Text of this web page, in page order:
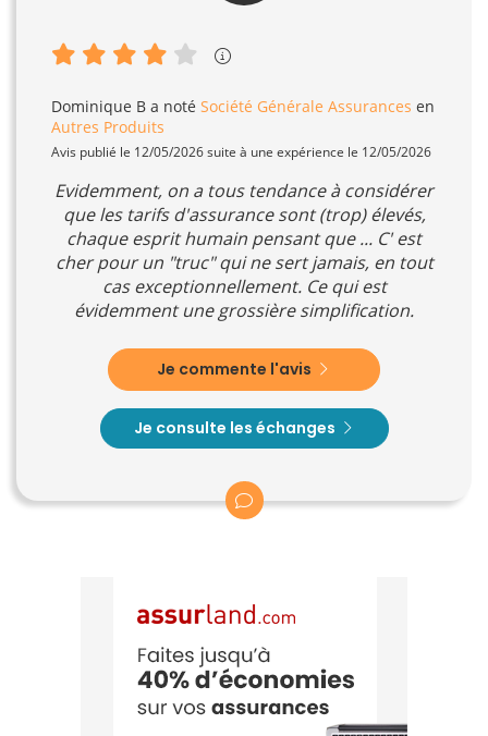
Dominique B a noté Société Générale Assurances en
Autres Produits
Avis publié le 12/05/2026 suite à une expérience le 12/05/2026
Evidemment, on a tous tendance à considérer
que les tarifs d'assurance sont (trop) élevés,
chaque esprit humain pensant que ... C' est
cher pour un "truc" qui ne sert jamais, en tout
cas exceptionnellement. Ce qui est
évidemment une grossière simplification.
Je commente l'avis
Je consulte les échanges